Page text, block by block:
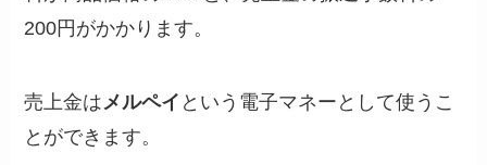
200円がかかります。
売上金はメルペイ という電子マネーとして使うこ
とができます。